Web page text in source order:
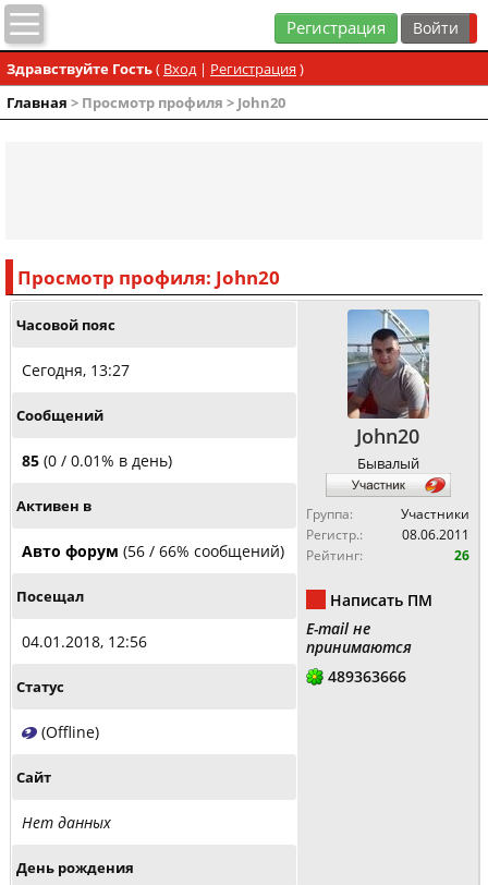
Регистрация
Здравствуйте Гость( Вход| Регистрация )
Главная > Просмотр профиля > John20
Просмотр профиля: John20
John20
Бывалый
Группа:
Участники
Регистр.:
08.06.2011
Рейтинг:
26
Написать ПМ
E-mail не
принимаются
489363666
Часовой пояс
Сегодня, 13:27
Сообщений
85 (0 / 0.01% в день)
Активен в
Авто форум (56 / 66% сообщений)
Посещал
04.01.2018, 12:56
Статус
(Offline)
Сайт
Нет данных
День рождения